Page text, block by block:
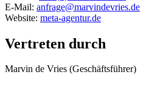
E-Mail: anfrage@marvindevries.de
Website: meta-agentur.de
Vertreten durch
Marvin de Vries (Geschäftsführer)